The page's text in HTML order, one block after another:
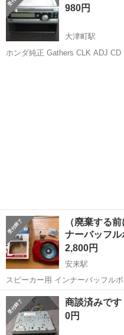
980円
大津町駅
ホンダ純正 Gathers CLK ADJ CD・ラジオチューナーです。N-BOXに
（廃棄する
ナーバッフル
2,800円
安来駅
スピーカー用 インナーバッフル
ァード/ヴェルファイア/プリウス
すが、長年保管していたため外
いの場合お...
島根 安来市 安来駅
インナーバッフルボード
商談済みで
0円